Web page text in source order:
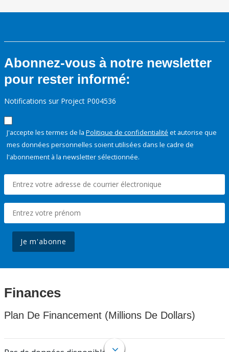
Abonnez-vous à notre newsletter
pour rester informé:
Notifications sur Project P004536
J'accepte les termes de la Politique de confidentialité et autorise que
mes données personnelles soient utilisées dans le cadre de
l'abonnement à la newsletter sélectionnée.
Je m'abonne
Finances
Plan De Financement (Millions De Dollars)